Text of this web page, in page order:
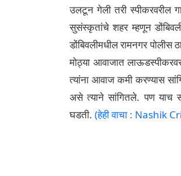
उलटून गेली तरी स्पीकरवरील
सुसंस्कृतांचे शहर म्हणून
डोंबिवलीमधील रामनगर पोलीस
मोठ्या आवाजात
त्यांना आवाज कमी करण्यास
असे त्याने सांगितले. पण याच
घडती. (हेही वाचा : Nashik